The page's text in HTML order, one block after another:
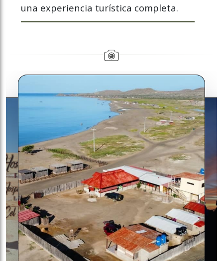
una experiencia turística completa.